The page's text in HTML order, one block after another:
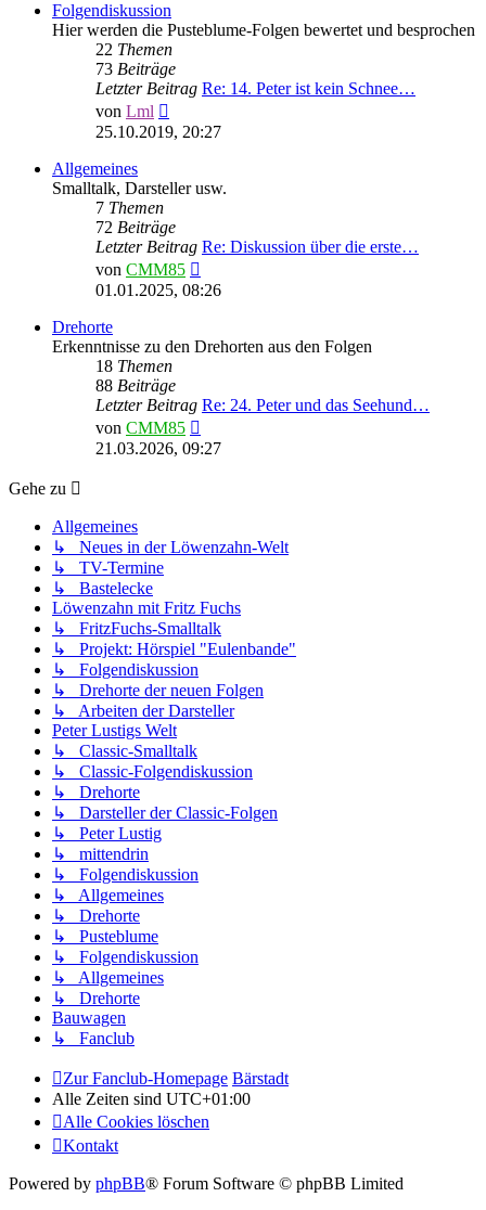
Folgendiskussion
Hier werden die Pusteblume-Folgen bewertet und besprochen
22 Themen
73 Beiträge
Letzter Beitrag Re: 14. Peter ist kein Schnee…
von Lml
Beitrag
25.10.2019, 20:27
Allgemeines
Smalltalk, Darsteller usw.
7 Themen
72 Beiträge
Letzter Beitrag Re: Diskussion über die erste…
von CMM85
Beitrag
01.01.2025, 08:26
Drehorte
Erkenntnisse zu den Drehorten aus den Folgen
18 Themen
88 Beiträge
Letzter Beitrag Re: 24. Peter und das Seehund…
von CMM85
Beitrag
21.03.2026, 09:27
Gehe zu
Allgemeines
↳ Neues in der Löwenzahn-Welt
↳ TV-Termine
↳ Bastelecke
Löwenzahn mit Fritz Fuchs
↳ FritzFuchs-Smalltalk
↳ Projekt: Hörspiel "Eulenbande"
↳ Folgendiskussion
↳ Drehorte der neuen Folgen
↳ Arbeiten der Darsteller
Peter Lustigs Welt
↳ Classic-Smalltalk
↳ Classic-Folgendiskussion
↳ Drehorte
↳ Darsteller der Classic-Folgen
↳ Peter Lustig
↳ mittendrin
↳ Folgendiskussion
↳ Allgemeines
↳ Drehorte
↳ Pusteblume
↳ Folgendiskussion
↳ Allgemeines
↳ Drehorte
Bauwagen
↳ Fanclub
Zur Fanclub-Homepage Bärstadt
Alle Zeiten sind UTC+01:00
Alle Cookies löschen
Kontakt
Powered by phpBB® Forum Software © phpBB Limited